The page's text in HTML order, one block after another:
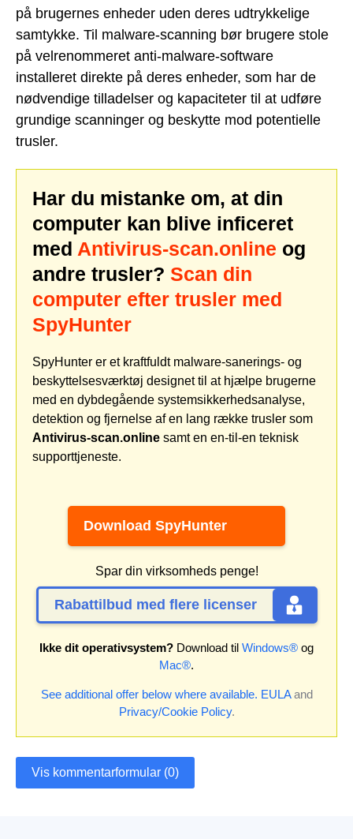
på brugernes enheder uden deres udtrykkelige
samtykke. Til malware-scanning bør brugere stole
på velrenommeret anti-malware-software
installeret direkte på deres enheder, som har de
nødvendige tilladelser og kapaciteter til at udføre
grundige scanninger og beskytte mod potentielle
trusler.
Har du mistanke om, at din
computer kan blive inficeret
med Antivirus-scan.online og
andre trusler? Scan din
computer efter trusler med
SpyHunter
SpyHunter er et kraftfuldt malware-sanerings- og
beskyttelsesværktøj designet til at hjælpe brugerne
med en dybdegående systemsikkerhedsanalyse,
detektion og fjernelse af en lang række trusler som
Antivirus-scan.online samt en en-til-en teknisk
supporttjeneste.
Download SpyHunter
Spar din virksomheds penge!
Rabattilbud med flere licenser
Ikke dit operativsystem? Download til Windows® og
Mac®.
See additional offer below where available. EULAand
Privacy/Cookie Policy.
Vis kommentarformular (0)